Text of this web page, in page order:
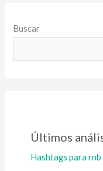
Buscar
Últimos
Hashtags para rnb